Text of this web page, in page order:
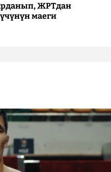
ЖРТдан
маеги